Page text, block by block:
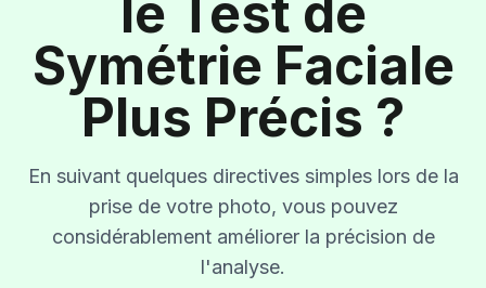
le Test de
Symétrie Faciale
Plus Précis ?
En suivant quelques directives simples lors de la
prise de votre photo, vous pouvez
considérablement améliorer la précision de
l'analyse.